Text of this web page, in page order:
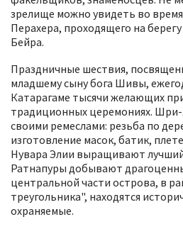
зрелище можно увидеть во
Перахера, проходящего на
Бейра.
Праздничные шествия,
младшему сыну бога Шивы,
Катарагаме тысячи желающих
традиционных церемониях.
своими ремеслами: резьба по
изготовление масок, батик,
Нувара Элии выращивают
Ратнапуры добывают
центральной части острова, в
треугольника", находятся
охраняемые.